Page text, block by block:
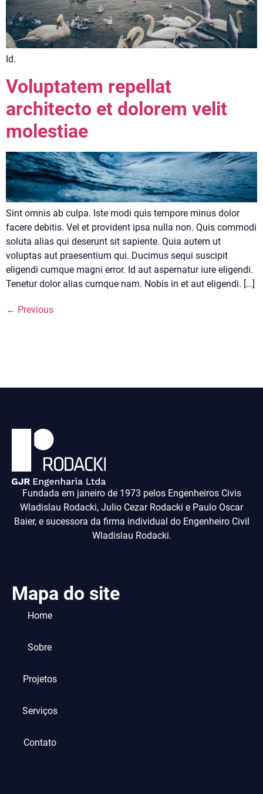
Id.
Voluptatem repellat
architecto et dolorem velit
molestiae
Sint omnis ab culpa. Iste modi quis tempore minus dolor
facere debitis. Vel et provident ipsa nulla non. Quis commodi
soluta alias qui deserunt sit sapiente. Quia autem ut
voluptas aut praesentium qui. Ducimus sequi suscipit
eligendi cumque magni error. Id aut aspernatur iure eligendi.
Tenetur dolor alias cumque nam. Nobis in et aut eligendi. […]
← Previous
Fundada em janeiro de 1973 pelos Engenheiros Civis
Wladislau Rodacki, Julio Cezar Rodacki e Paulo Oscar
Baier, e sucessora da firma individual do Engenheiro Civil
Wladislau Rodacki.
Mapa do site
Home
Sobre
Projetos
Serviços
Contato